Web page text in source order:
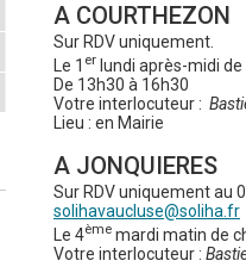
A COURTHEZON
Sur RDV uniquement.
Le 1 er lundi après-midi de
De 13h30 à 16h30
Votre interlocuteur :
Lieu : en Mairie
A JONQUIERES
Sur RDV uniquement au
solihavaucluse@soliha.fr
Le 4ème mardi matin de
Votre interlocuteur :